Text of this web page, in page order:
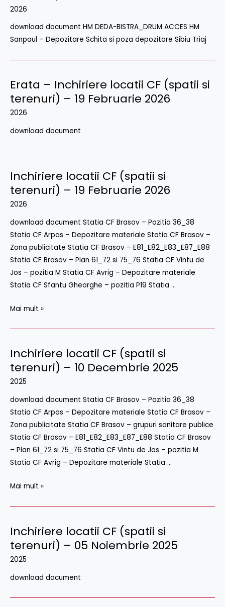
2026
download document HM DEDA-BISTRA_DRUM ACCES HM
Sanpaul – Depozitare Schita si poza depozitare Sibiu Triaj
Erata – Inchiriere locatii CF (spatii si
terenuri) – 19 Februarie 2026
2026
download document
Inchiriere locatii CF (spatii si
terenuri) – 19 Februarie 2026
2026
download document Statia CF Brasov – Pozitia 36_38
Statia CF Arpas – Depozitare materiale Statia CF Brasov –
Zona publicitate Statia CF Brasov – E81_E82_E83_E87_E88
Statia CF Brasov – Plan 61_72 si 75_76 Statia CF Vintu de
Jos – pozitia M Statia CF Avrig – Depozitare materiale
Statia CF Sfantu Gheorghe – pozitia P19 Statia …
Inchiriere
locatii
CF
si
terenuri)
–
19
Februarie
2026
Mai mult »
Inchiriere locatii CF (spatii si
terenuri) – 10 Decembrie 2025
2025
download document Statia CF Brasov – Pozitia 36_38
Statia CF Arpas – Depozitare materiale Statia CF Brasov –
Zona publicitate Statia CF Brasov – grupuri sanitare publice
Statia CF Brasov – E81_E82_E83_E87_E88 Statia CF Brasov
– Plan 61_72 si 75_76 Statia CF Vintu de Jos – pozitia M
Statia CF Avrig – Depozitare materiale Statia …
Inchiriere
locatii
CF
si
terenuri)
–
10
Decembrie
2025
Mai mult »
Inchiriere locatii CF (spatii si
terenuri) – 05 Noiembrie 2025
2025
download document